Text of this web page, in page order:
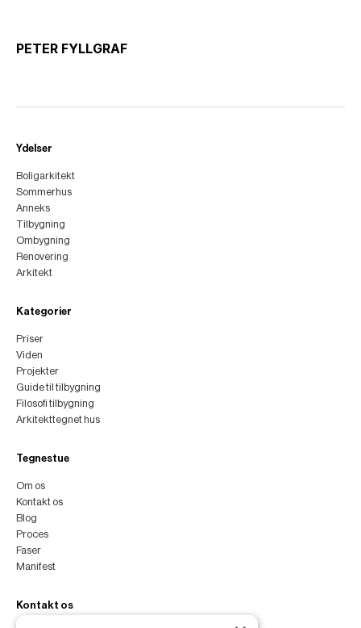
PETER FYLLGRAF
Ydelser
Boligarkitekt
Sommerhus
Anneks
Tilbygning
Ombygning
Renovering
Arkitekt
Kategorier
Priser
Viden
Projekter
Guide til tilbygning
Filosofi tilbygning
Arkitekttegnet hus
Tegnestue
Om os
Kontakt os
Blog
Proces
Faser
Manifest
Kontakt os